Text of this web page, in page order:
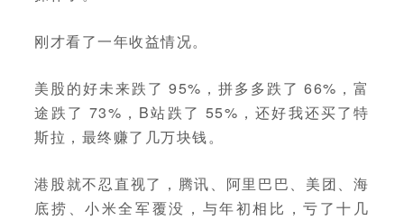
刚才看了一年收益情况。
美股的好未来跌了 95%，拼多多跌了 66%，富
途跌了 73%，B站跌了 55%，还好我还买了特
斯拉，最终赚了几万块钱。
港股就不忍直视了，腾讯、阿里巴巴、美团、海
底捞、小米全军覆没，与年初相比，亏了十几